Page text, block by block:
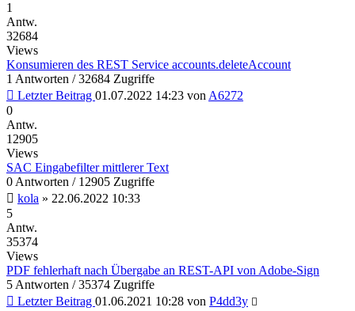
1
Antw.
32684
Views
Konsumieren des REST Service accounts.deleteAccount
1 Antworten / 32684 Zugriffe
Letzter Beitrag 01.07.2022 14:23 von A6272
0
Antw.
12905
Views
SAC Eingabefilter mittlerer Text
0 Antworten / 12905 Zugriffe
kola » 22.06.2022 10:33
5
Antw.
35374
Views
PDF fehlerhaft nach Übergabe an REST-API von Adobe-Sign
5 Antworten / 35374 Zugriffe
Letzter Beitrag 01.06.2021 10:28 von P4dd3y